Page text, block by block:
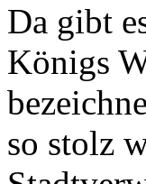
Da gibt
Königs
so stolz